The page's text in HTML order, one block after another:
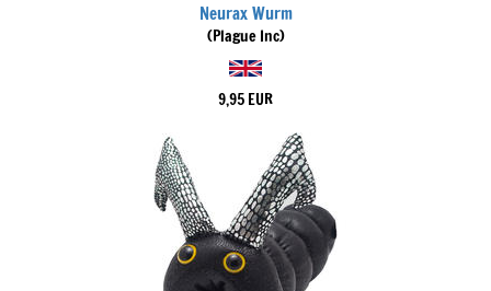
Neurax Wurm
(Plague Inc)
9,95 EUR